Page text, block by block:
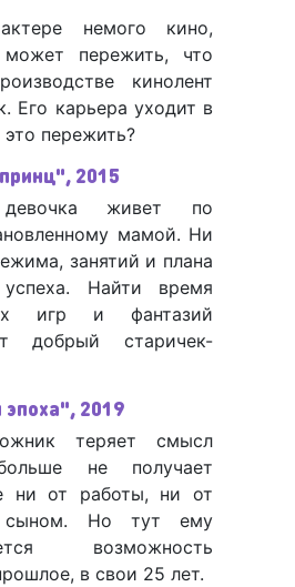
немого кино,
пережить, что
кинолент
Его карьера уходит в
это пережить?
2015
девочка живет по
мамой. Ни
занятий и плана
Найти время
игр и фантазий
добрый старичек-
2019
теряет смысл
не получает
ни от работы, ни от
Но тут ему
возможность
в свои 25 лет.